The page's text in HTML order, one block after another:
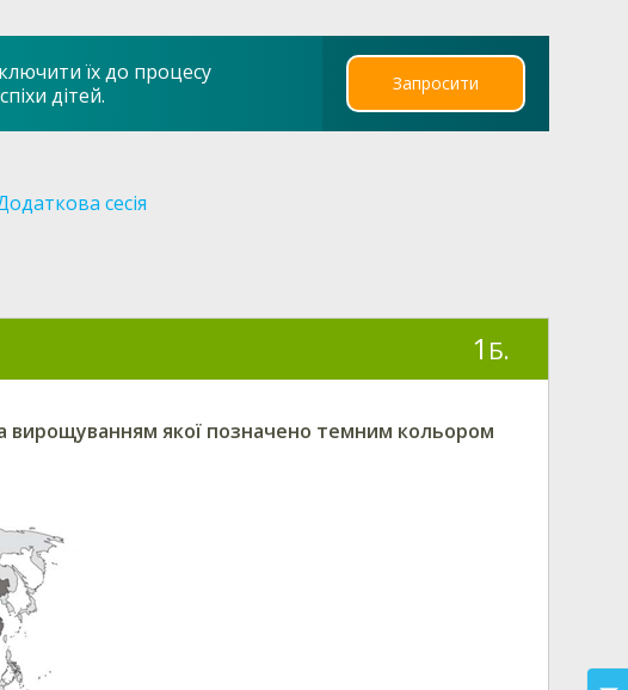
їх до процесу
дітей.
Запросити
сесія
1 Б.
вирощуванням якої позначено темним кольором